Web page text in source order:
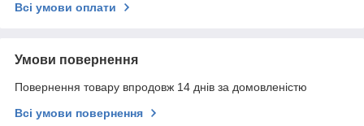
Всі умови оплати
Умови повернення
Повернення товару впродовж 14 днів за домовленістю
Всі умови повернення